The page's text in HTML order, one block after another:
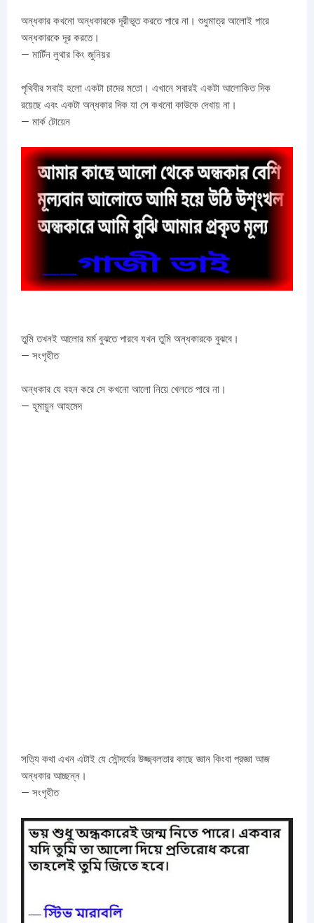
অন্ধকার কখনো অন্ধকারকে দূরীভূত করতে পারে না। শুধুমাত্র আলোই পারে
অন্ধকারকে দূর করতে।
— মার্টিন লুথার কিং জুনিয়র
পৃথিবীর সবাই হলো একটা চাদের মতো। এখানে সবারই একটা আলোকিত দিক
রয়েছে এবং একটা অন্ধকার দিক যা সে কখনো কাউকে দেখায় না।
— মার্ক টোয়েন
তুমি তখনই আলোর মর্ম বুঝতে পারবে যখন তুমি অন্ধকারকে বুঝবে।
— সংগৃহীত
অন্ধকার যে বহন করে সে কখনো আলো নিয়ে খেলতে পারে না।
— হূমায়ুন আহমেদ
সত্যি কথা এখন এটাই যে সৌন্দর্যের উজ্জ্বলতার কাছে জ্ঞান কিংবা প্রজ্ঞা আজ
অন্ধকার আচ্ছন্ন।
— সংগৃহীত